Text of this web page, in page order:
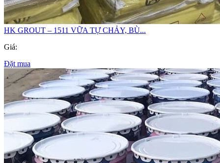
HK GROUT – 1511 VỮA TỰ CHẢY, BÙ...
Giá:
Đặt mua